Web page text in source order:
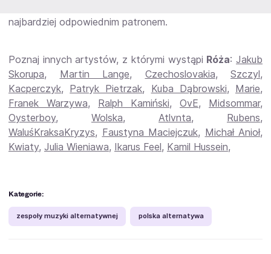
najbardziej odpowiednim patronem.
Poznaj innych artystów, z którymi wystąpi Róża:Jakub
Skorupa, Martin Lange, Czechoslovakia, Szczyl,
Kacperczyk, Patryk Pietrzak, Kuba Dąbrowski, Marie,
Franek Warzywa, Ralph Kamiński, OvE, Midsommar,
Oysterboy, Wolska, Atlvnta, Rubens,
WaluśKraksaKryzys, Faustyna Maciejczuk, Michał Anioł,
Kwiaty, Julia Wieniawa, Ikarus Feel, Kamil Hussein,
Kategorie:
zespoły muzyki alternatywnej polska alternatywa